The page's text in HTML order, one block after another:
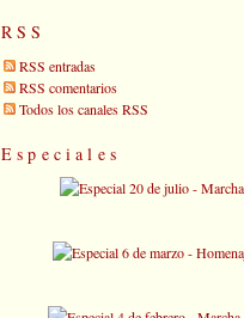
RSS
RSS entradas
RSS comentarios
Todos los canales RSS
Especiales